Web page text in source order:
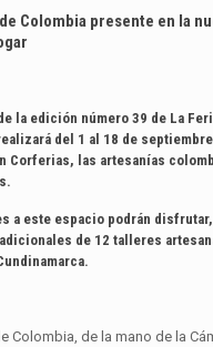
Colombia presente en la
la edición número 39 de La
del 1 al 18 de
Corferias, las artesanías
a este espacio podrán
de 12 talleres
Colombia, de la mano de la